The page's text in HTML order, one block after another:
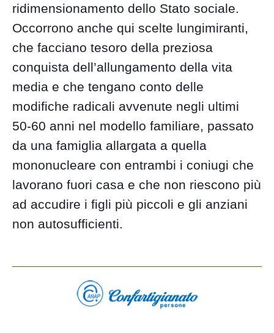
ridimensionamento dello Stato sociale.
Occorrono anche qui scelte lungimiranti,
che facciano tesoro della preziosa
conquista dell’allungamento della vita
media e che tengano conto delle
modifiche radicali avvenute negli ultimi
50-60 anni nel modello familiare, passato
da una famiglia allargata a quella
mononucleare con entrambi i coniugi che
lavorano fuori casa e che non riescono più
ad accudire i figli più piccoli e gli anziani
non autosufficienti.